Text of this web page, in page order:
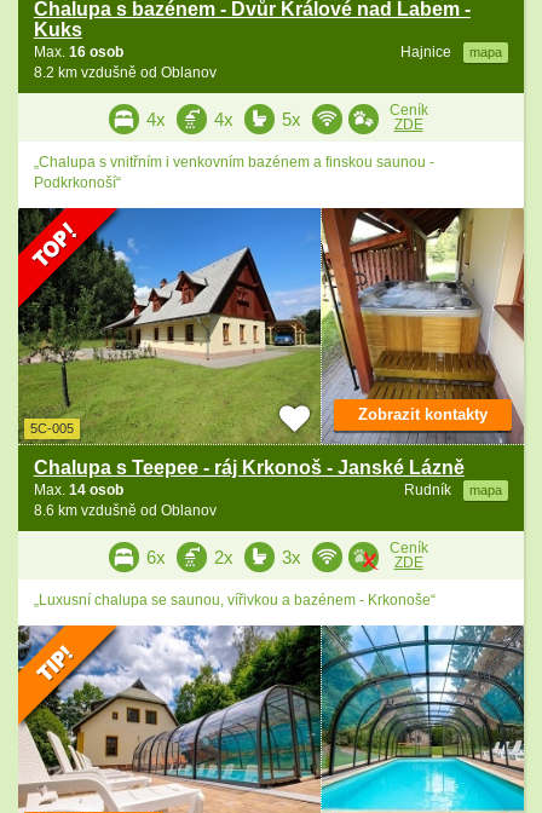
Chalupa s bazénem - Dvůr Králové nad Labem -
Kuks
Hajnice mapa
Max. 16 osob
8.2 km vzdušně od Oblanov
4x 4x 5x
Ceník
ZDE
„Chalupa s vnitřním i venkovním bazénem a finskou saunou -
Podkrkonoší“
5C-005
Chalupa s Teepee - ráj Krkonoš - Janské Lázně
Rudník mapa
Max. 14 osob
8.6 km vzdušně od Oblanov
Zobrazit kontakty
6x 2x 3x
Ceník
ZDE
„Luxusní chalupa se saunou, vířivkou a bazénem - Krkonoše“